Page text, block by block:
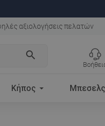
αξιολογήσεις πελατών
search
Κήπος Μπεσελς